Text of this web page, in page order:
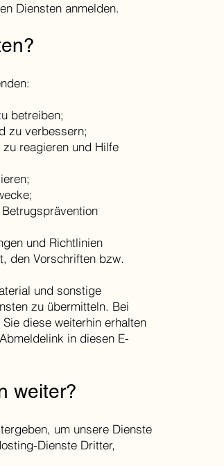
Diensten anmelden.
betreiben;
zu verbessern;
reagieren und Hilfe
und Richtlinien
den Vorschriften bzw.
und sonstige
zu übermitteln. Bei
diese weiterhin erhalten
in diesen E-
weiter?
um unsere Dienste
Dienste Dritter,